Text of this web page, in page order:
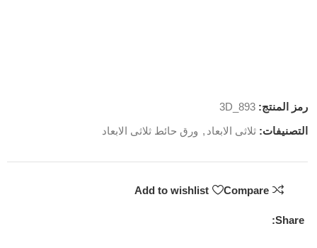
رمز المنتج:3D_893
التصنيفات: ثلاثى الابعاد , ورق حائط ثلاثى الابعاد
Compare
Add to wishlist
Share: